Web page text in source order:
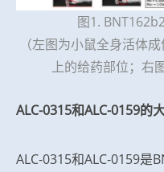
图1.
（左图为小鼠全身活体
上的给药部位；右
ALC-0315和ALC-0159的
ALC-0315和ALC-0159是